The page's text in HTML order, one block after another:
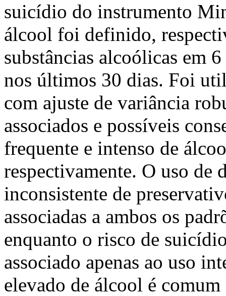
suicídio do instrumento
álcool foi definido,
substâncias alcoólicas em
nos últimos 30 dias. Foi
com ajuste de variância
associados e possíveis
frequente e intenso de
respectivamente. O uso de
inconsistente de
associadas a ambos os
enquanto o risco de
associado apenas ao uso
elevado de álcool é